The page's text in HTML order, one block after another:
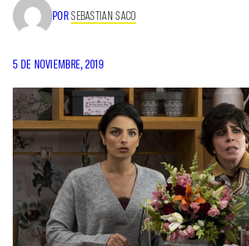
PORSEBASTIAN SACO
5 DE NOVIEMBRE, 2019